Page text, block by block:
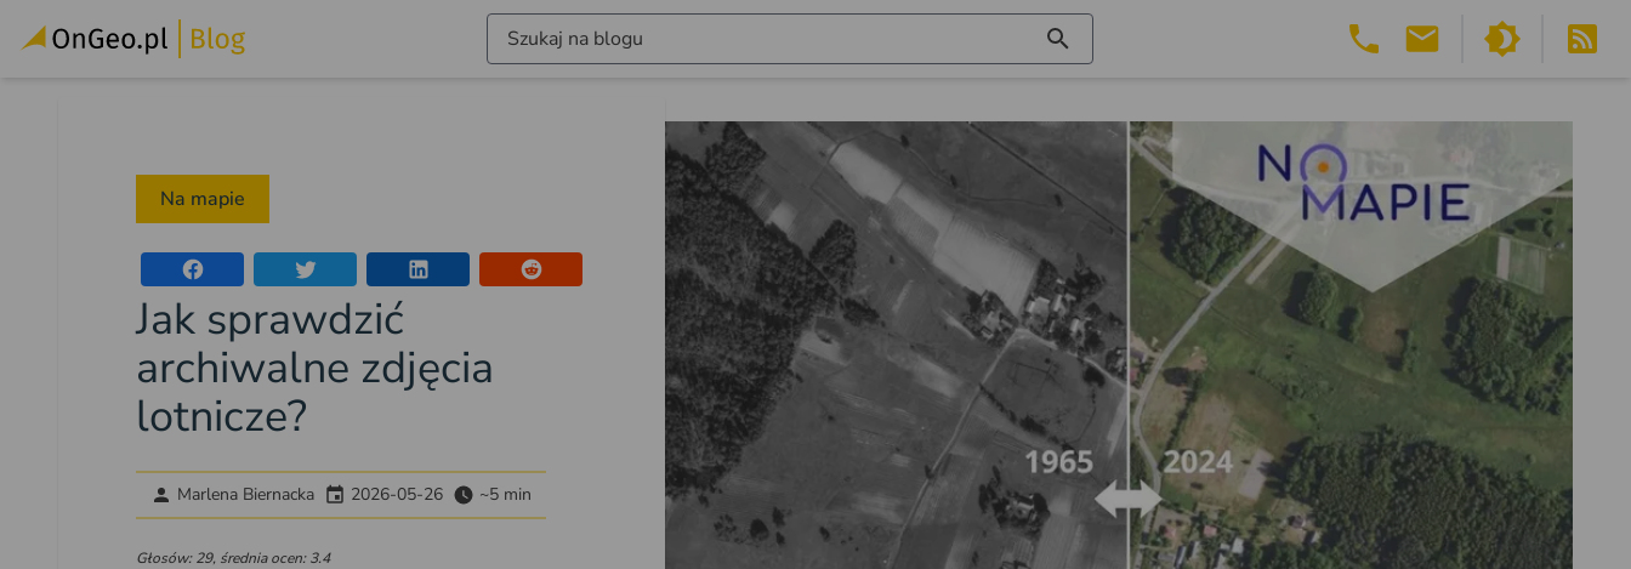
Szukaj na blogu
Na mapie
Jak sprawdzić
archiwalne zdjęcia
lotnicze?
Marlena Biernacka 2026-05-26 ~5 min
Głosów: 29, średnia ocen: 3.4